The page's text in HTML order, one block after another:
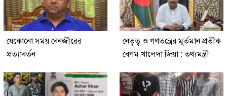
যেকোনো সময় বেনজীরের
প্রত্যাবর্তন
নেতৃত্ব ও গণতন্ত্রের মূর্তমান প্রতীক
বেগম খালেদা জিয়া : তথ্যমন্ত্রী